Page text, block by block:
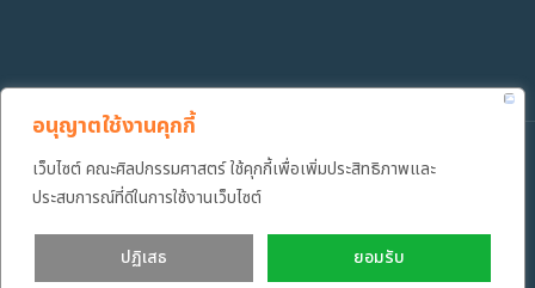
อนุญาตใช้งานคุกกี้
เว็บไซต์ คณะศิลปกรรมศาสตร์ ใช้คุกกี้เพื่อเพิ่มประสิทธิภาพและ
ประสบการณ์ที่ดีในการใช้งานเว็บไซต์
ปฏิเสธ ยอมรับ
Copyright ©️ 2022 คณะศิลปกรรมศาสตร์ มหาวิทยาลัยเทคโนโลยีราช
มงคลธัญบุรี